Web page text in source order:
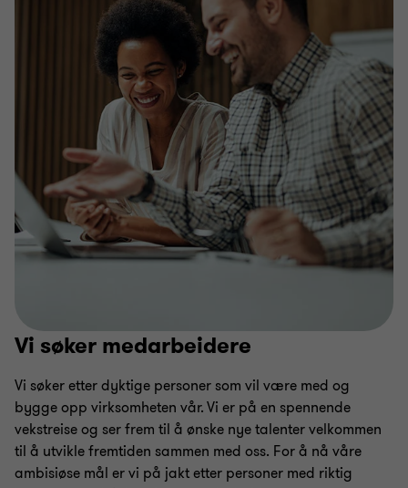
Vi søker medarbeidere
Vi søker etter dyktige personer som vil være med og
bygge opp virksomheten vår. Vi er på en spennende
vekstreise og ser frem til å ønske nye talenter velkommen
til å utvikle fremtiden sammen med oss. For å nå våre
ambisiøse mål er vi på jakt etter personer med riktig